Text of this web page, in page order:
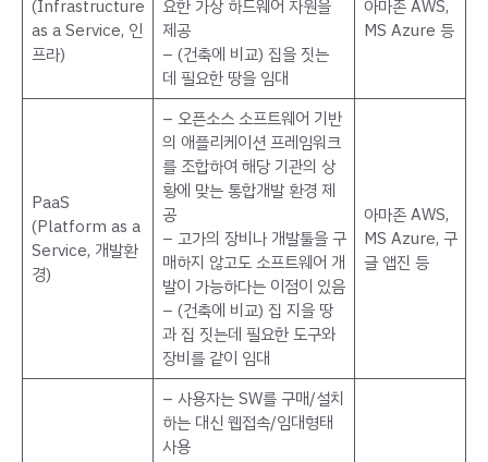
(Infrastructure
as a Service, 인
프라)
요한 가상 하드웨어 자원을
제공
– (건축에 비교) 집을 짓는
데 필요한 땅을 임대
아마존 AWS,
MS Azure 등
PaaS
(Platform as a
Service, 개발환
경)
– 오픈소스 소프트웨어 기반
의 애플리케이션 프레임워크
를 조합하여 해당 기관의 상
황에 맞는 통합개발 환경 제
공
– 고가의 장비나 개발툴을 구
매하지 않고도 소프트웨어 개
발이 가능하다는 이점이 있음
– (건축에 비교) 집 지을 땅
과 집 짓는데 필요한 도구와
장비를 같이 임대
아마존 AWS,
MS Azure, 구
글 앱진 등
– 사용자는 SW를 구매/설치
하는 대신 웹접속/임대형태
사용